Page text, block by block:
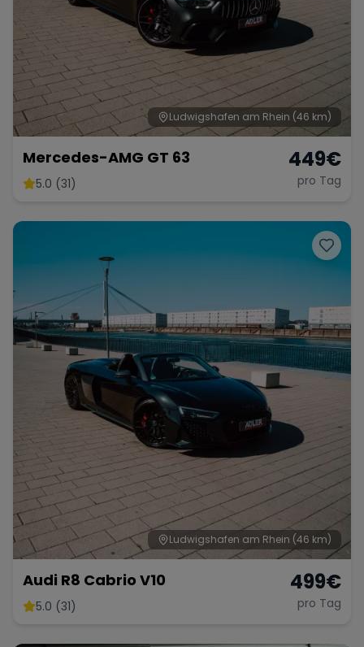
Ludwigshafen am Rhein (46 km)
Mercedes-AMG GT 63
5.0 (31)
449€
pro Tag
Ludwigshafen am Rhein (46 km)
Audi R8 Cabrio V10
5.0 (31)
499€
pro Tag